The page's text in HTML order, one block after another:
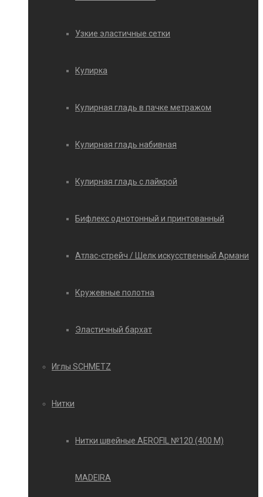
Узкие эластичные сетки
Кулирка
Кулирная гладь в пачке метражом
Кулирная гладь набивная
Кулирная гладь с лайкрой
Бифлекс однотонный и принтованный
Атлас-стрейч / Шелк искусственный Армани
Кружевные полотна
Эластичный бархат
Иглы SCHMETZ
Нитки
Нитки швейные AEROFIL №120 (400 М)
MADEIRA